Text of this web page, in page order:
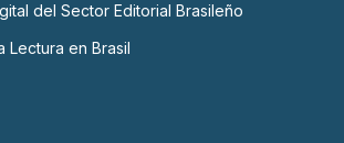
del Sector Editorial Brasileño
Lectura en Brasil